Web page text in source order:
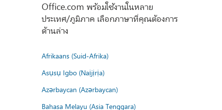
Office.com พร้อมใช้งานในหลาย
ประเทศ/ภูมิภาค เลือกภาษาที่คุณต้องการ
ด้านล่าง
Afrikaans (Suid-Afrika)
Asụsụ Igbo (Naịjịrịa)
Azərbaycan (Azərbaycan)
Bahasa Melayu (Asia Tenggara)